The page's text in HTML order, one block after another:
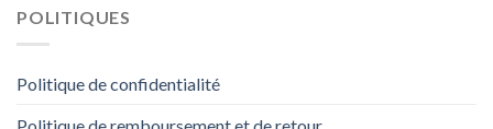
POLITIQUES
Politique de confidentialité